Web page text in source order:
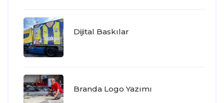
Dijital Baskılar
Branda Logo Yazımı